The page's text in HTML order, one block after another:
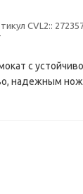
CVL2::
с
надежным